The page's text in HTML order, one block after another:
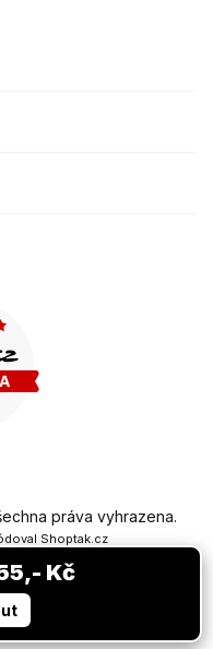
práva vyhrazena.
Shoptak.cz
Kč